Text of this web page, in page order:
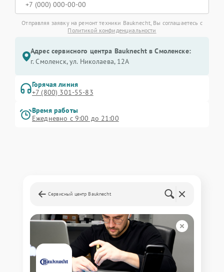
Отправляя заявку на ремонт техники Bauknecht, Вы соглашаетесь с
Политикой конфиденциальности
Адрес сервисного центра Bauknecht в Смоленске:
г. Смоленск, ул. Николаева, 12А
Горячая линия
+7 (800) 301-55-83
Время работы
Ежедневно с 9:00 до 21:00
Сервисный центр Bauknecht